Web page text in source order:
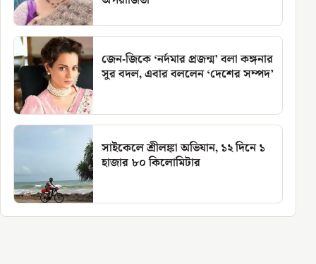
জেন-জিকে ‘নর্দমার প্রজন্ম’ বলা কঙ্গনার
সুর বদল, এবার বললেন ‘দেশের সম্পদ’
সাইকেলে শ্রীলঙ্কা অভিযান, ১২ দিনে ১
হাজার ৮০ কিলোমিটার